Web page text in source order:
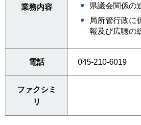
業務内容
県議会関係の
局所管行政に
報及び広聴の
電話 045-210-6019
ファクシミ
リ